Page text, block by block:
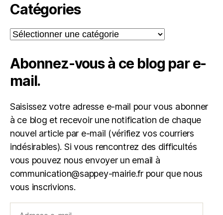
Catégories
Catégories
Abonnez-vous à ce blog par e-
mail.
Saisissez votre adresse e-mail pour vous abonner
à ce blog et recevoir une notification de chaque
nouvel article par e-mail (vérifiez vos courriers
indésirables). Si vous rencontrez des difficultés
vous pouvez nous envoyer un email à
communication@sappey-mairie.fr pour que nous
vous inscrivions.